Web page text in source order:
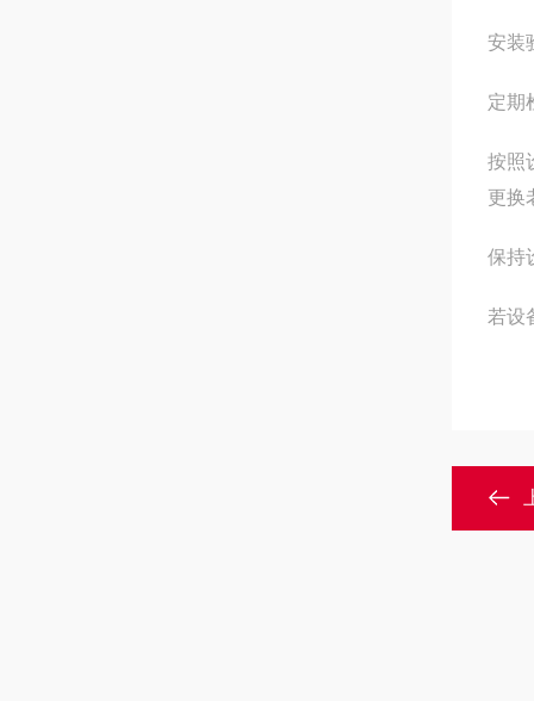
安装
定期
按照
更换
保持
若设